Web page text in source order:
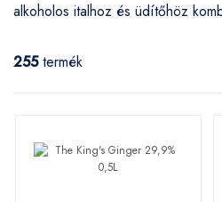
alkoholos italhoz és üdítőhöz
255termék